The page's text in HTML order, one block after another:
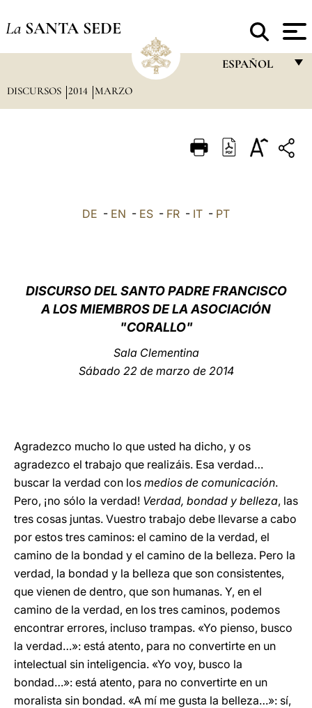
La SANTA SEDE
ESPAÑOL
ITALIANO
中文
DISCURSOS 2014 MARZO
DE - EN - ES - FR - IT - PT
DISCURSODEL SANTO PADRE FRANCISCO
A LOSMIEMBROS DE LA ASOCIACIÓN
"CORALLO"
Sala Clementina
Sábado 22 de marzo de 2014
Agradezco mucho lo que usted ha dicho, y os
agradezco el trabajo que realizáis. Esa verdad…
buscar la verdad con los medios de comunicación.
Pero, ¡no sólo la verdad! Verdad, bondad y belleza, las
tres cosas juntas. Vuestro trabajo debe llevarse a cabo
por estos tres caminos: el camino de la verdad, el
camino de la bondad y el camino de la belleza. Pero la
verdad, la bondad y la belleza que son consistentes,
que vienen de dentro, que son humanas. Y, en el
camino de la verdad, en los tres caminos, podemos
encontrar errores, incluso trampas. «Yo pienso, busco
la verdad…»: está atento, para no convertirte en un
intelectual sin inteligencia. «Yo voy, busco la
bondad…»: está atento, para no convertirte en un
moralista sin bondad. «A mí me gusta la belleza…»: sí,